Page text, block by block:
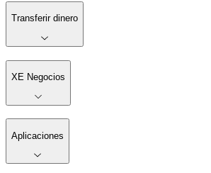
Transferir dinero
XE Negocios
Aplicaciones